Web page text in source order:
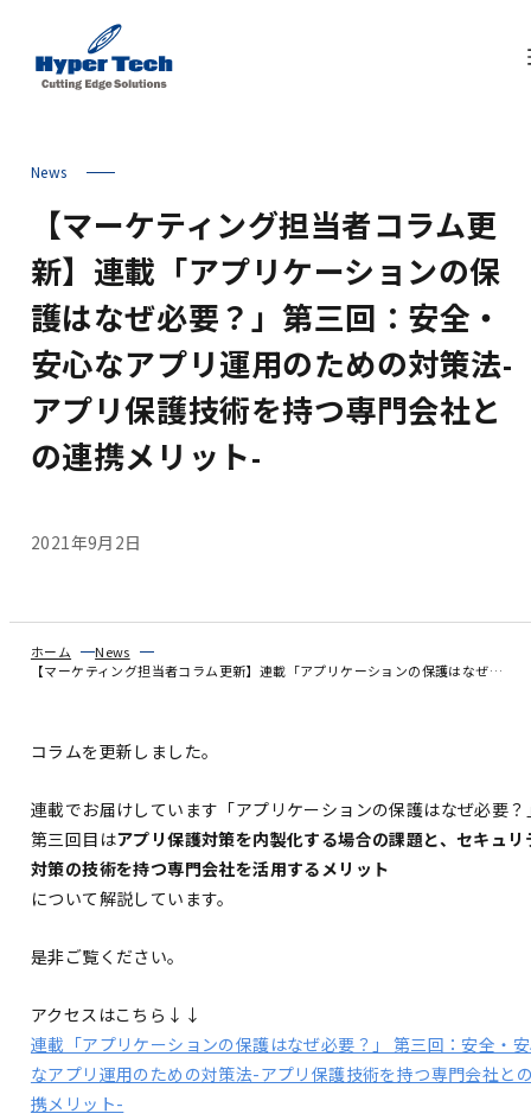
【マーケティング担当者コラム更
新】連載「アプリケーションの保
護はなぜ必要？」第三回：安全・
安心なアプリ運用のための対策法-
アプリ保護技術を持つ専門会社と
の連携メリット-
News
2021年9月2日
ホーム
News
【マーケティング担当者コラム更新】連載「アプリケーションの保護はなぜ必要？」第三回：安全・安心なアプリ運用のための対策法-アプリ保護技術を持つ専門会社との連携メリット-
コラムを更新しました。
連載でお届けしています「アプリケーションの保護はなぜ必要？
第三回目はアプリ保護対策を内製化する場合の課題と、セキュリ
対策の技術を持つ専門会社を活用するメリット
について解説しています。
是非ご覧ください。
アクセスはこちら↓↓
連載「アプリケーションの保護はなぜ必要？」 第三回：安全・
なアプリ運用のための対策法-アプリ保護技術を持つ専門会社と
携メリット-